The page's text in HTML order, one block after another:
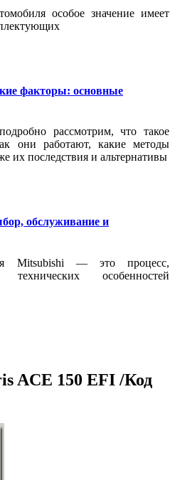
особое значение имеет
факторы: основные
рассмотрим, что такое
они работают, какие методы
их последствия и альтернативы
обслуживание и
Mitsubishi — это процесс,
особенностей
ACE 150 EFI /Код